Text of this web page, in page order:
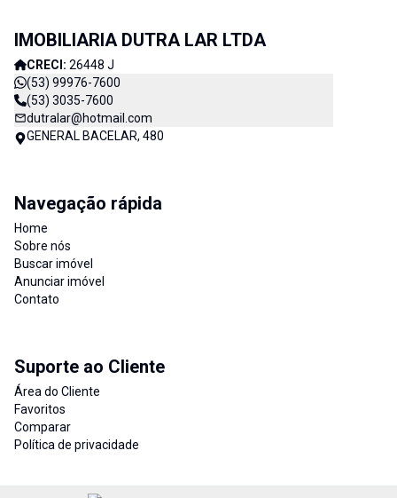
IMOBILIARIA DUTRA LAR LTDA
CRECI: 26448 J
(53) 99976-7600
(53) 3035-7600
dutralar@hotmail.com
GENERAL BACELAR, 480
Navegação rápida
Home
Sobre nós
Buscar imóvel
Anunciar imóvel
Contato
Suporte ao Cliente
Área do Cliente
Favoritos
Comparar
Política de privacidade